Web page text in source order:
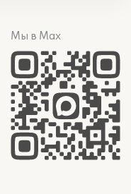
Мы в Max